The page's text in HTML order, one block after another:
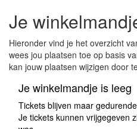
Je
Hieronder vind je het overzicht
wees jou plaatsen toe op basis
kan jouw plaatsen wijzigen door
Je winkelmandje is leeg
Tickets blijven maar
Je tickets kunnen vrijgegeven